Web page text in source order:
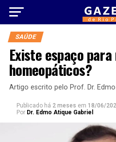
SAÚDE
Existe espaço
homeopáticos?
Artigo escrito pelo Prof. Dr. Edmo
Publicado há 2 meses em 18/06/
Por Dr. Edmo Atique Gabriel